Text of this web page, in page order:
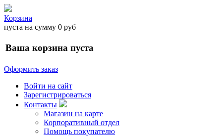
Корзина
пуста на сумму 0 руб
Ваша корзина пуста
Оформить заказ
Войти на сайт
Зарегистрироваться
Контакты
Магазин на карте
Корпоративный отдел
Помощь покупателю